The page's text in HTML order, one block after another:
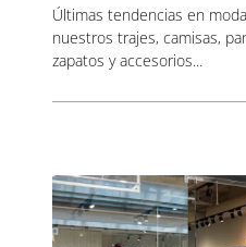
Últimas tendencias en
nuestros trajes, camisas,
zapatos y accesorios...